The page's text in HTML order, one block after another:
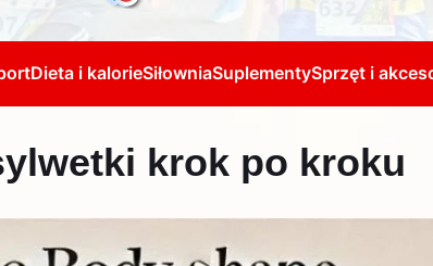
Dieta i kalorieSiłowniaSuplementySprzęt i
krok po kroku